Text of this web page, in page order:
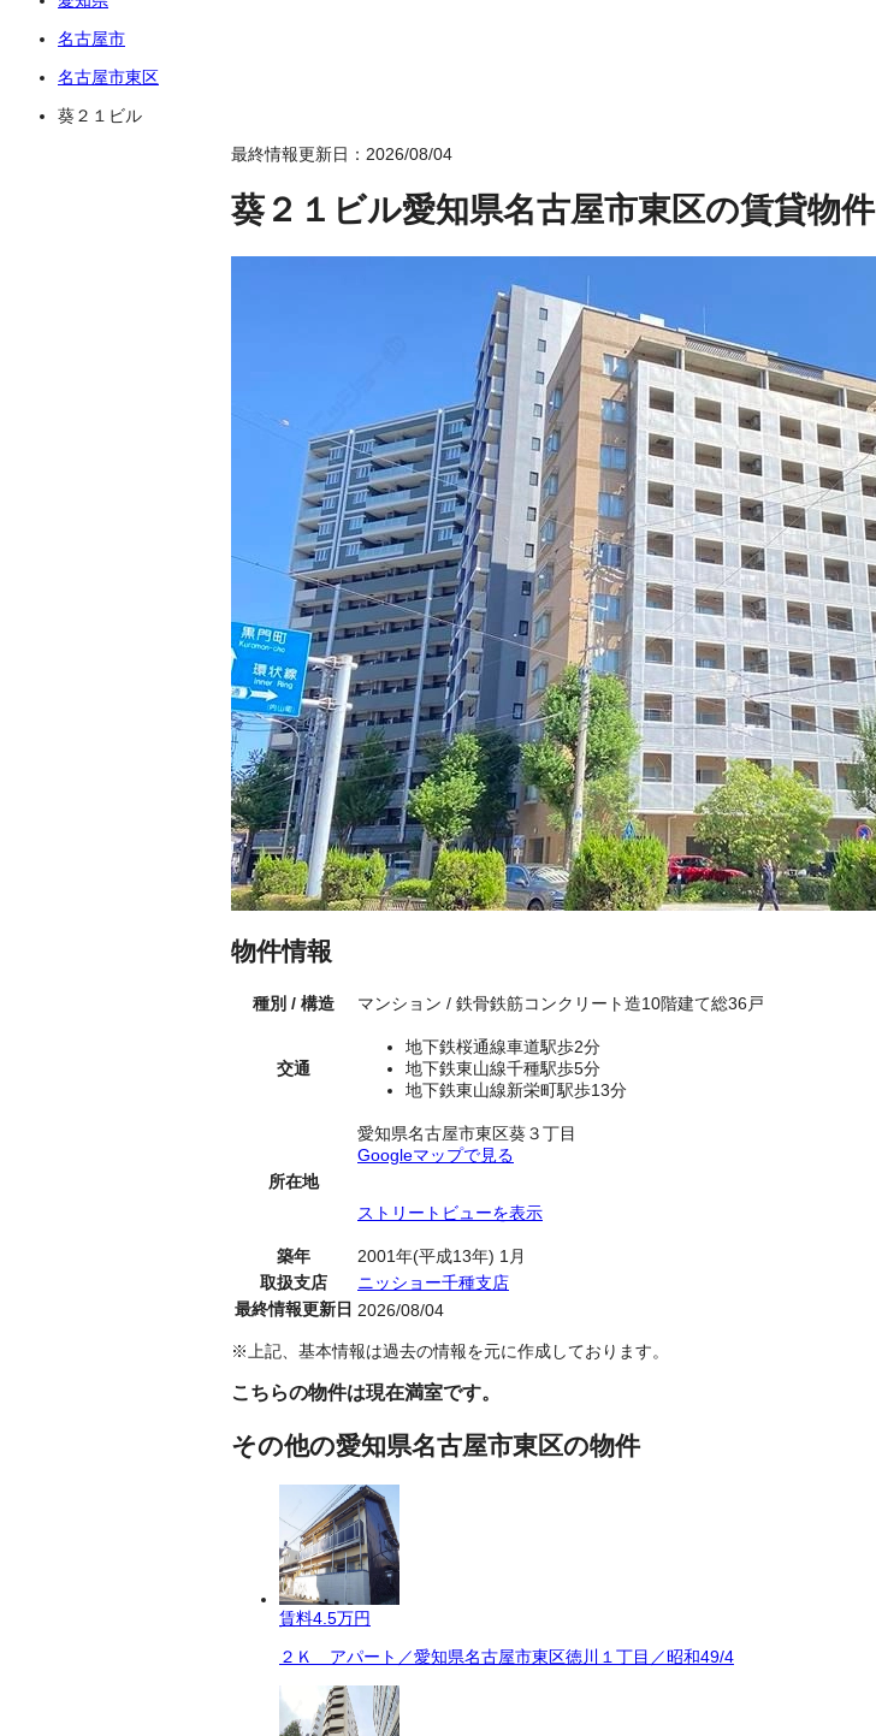
名古屋市
名古屋市東区
葵２１ビル
最終情報更新日：2026/08/04
葵２１ビル愛知県名古屋市東区の賃貸物件
物件情報
種別 / 構造 マンション / 鉄骨鉄筋コンクリート造10階建て総36戸
交通
地下鉄桜通線車道駅歩2分
地下鉄東山線千種駅歩5分
地下鉄東山線新栄町駅歩13分
所在地
愛知県名古屋市東区葵３丁目
Googleマップで見る
ストリートビューを表示
築年
2001年(平成13年) 1月
取扱支店
ニッショー千種支店
最終情報更新日 2026/08/04
※上記、基本情報は過去の情報を元に作成しております。
こちらの物件は現在満室です。
その他の愛知県名古屋市東区の物件
賃料4.5万円
２Ｋ アパート／愛知県名古屋市東区徳川１丁目／昭和49/4